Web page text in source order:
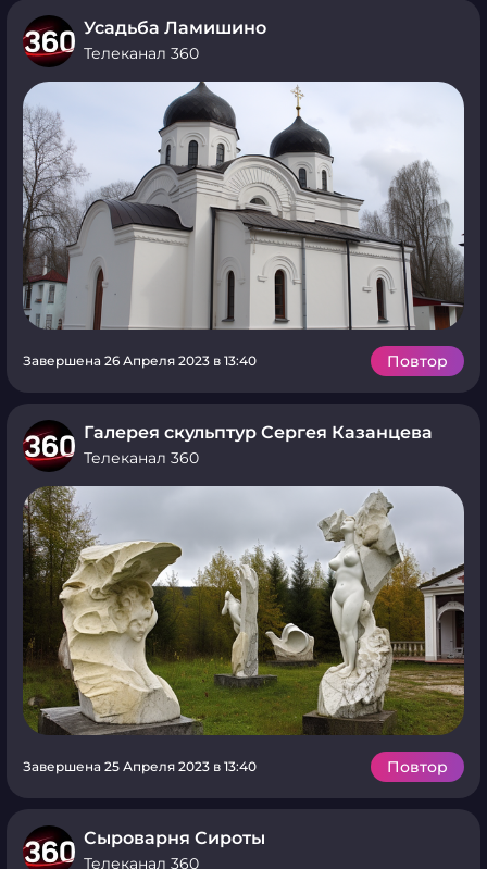
Усадьба Ламишино
Телеканал 360
Завершена 26 Апреля 2023 в 13:40 Повтор
Галерея скульптур Сергея Казанцева
Телеканал 360
Завершена 25 Апреля 2023 в 13:40 Повтор
Сыроварня Сироты
Телеканал 360